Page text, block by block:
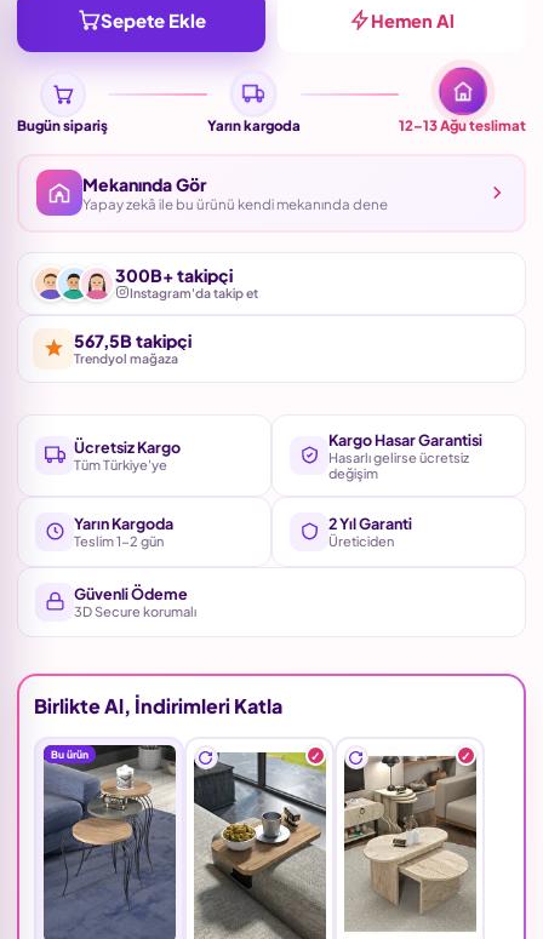
Sepete Ekle Hemen Al
Bugün sipariş Yarın kargoda 12–13 Ağuteslimat
Mekanında Gör
Yapay zekâ ile bu ürünü kendi mekanında dene
300B+ takipçi
Instagram'da takip et
567,5B takipçi
Trendyol mağaza
Ücretsiz Kargo
Tüm Türkiye'ye
Kargo Hasar Garantisi
Hasarlı gelirse ücretsiz
değişim
Yarın Kargoda
Teslim 1-2 gün
2 Yıl Garanti
Üreticiden
Güvenli Ödeme
3D Secure korumalı
Birlikte Al, İndirimleri Katla
Bu ürün